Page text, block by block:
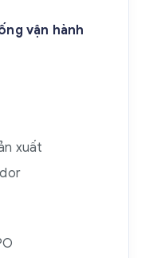
vận hành
xuất